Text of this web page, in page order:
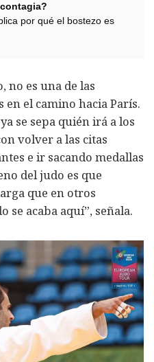
por qué el bostezo es
no es una de las
el camino hacia París.
se sepa quién irá a los
volver a las citas
e ir sacando medallas
del judo es que
que en otros
se acaba aquí”, señala.